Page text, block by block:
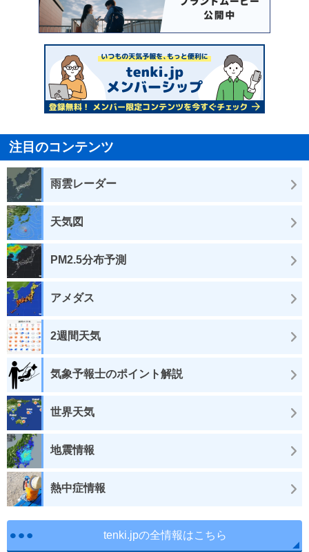
注目のコンテンツ
雨雲レーダー
天気図
PM2.5分布予測
アメダス
2週間天気
気象予報士のポイント解説
世界天気
地震情報
熱中症情報
tenki.jpの全情報はこちら